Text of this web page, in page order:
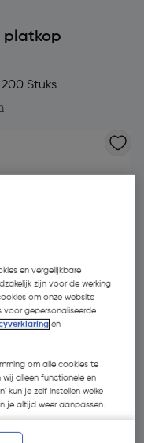
platkop
| 200 Stuks
- 27 %
en vergelijkbare
zijn voor de werking
om onze website
voor gepersonaliseerde
en
om alle cookies te
alleen functionele en
kun je zelf instellen welke
je altijd weer aanpassen.